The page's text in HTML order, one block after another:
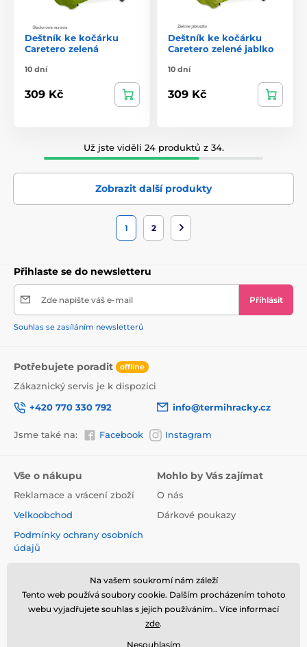
Deštník ke kočárku
Caretero zelená
10 dní
309 Kč
Deštník ke kočárku
Caretero zelené jablko
10 dní
309 Kč
Už jste viděli 24 produktů z 34.
Zobrazit další produkty
1 2
Přihlaste se do newsletteru
Zde napište váš e-mail Přihlásit
Souhlas se zasíláním newsletterů
Potřebujete poradit offline
Zákaznický servis je k dispozici
+420 770 330 792
info@termihracky.cz
Jsme také na: Facebook Instagram
Vše o nákupu
Reklamace a vrácení zboží
Velkoobchod
Podmínky ochrany osobních
údajů
cookies
Mohlo by Vás zajímat
O nás
Dárkové poukazy
Na vašem soukromí nám záleží
Tento web používá soubory cookie. Dalším procházením tohoto
webu vyjadřujete souhlas s jejich používáním.. Více informací
zde.
Nesouhlasím